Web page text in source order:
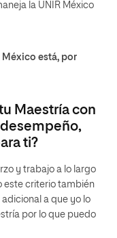
la UNIR México
México está, por
Maestría con
ti?
y trabajo a lo largo
este criterio también
a que yo lo
por lo que puedo